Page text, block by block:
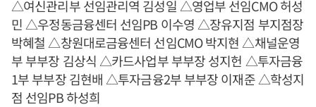
△여신관리부 선임관리역 김성일 △영업부 선임CMO 허성
민 △우정동금융센터 선임PB 이수영 △장유지점 부지점장
박혜철 △창원대로금융센터 선임CMO 박지현 △채널운영
부 부부장 김상식 △카드사업부 부부장 성지헌 △투자금융
1부 부부장 김현배 △투자금융2부 부부장 이재준 △학성지
점 선임PB 하성희